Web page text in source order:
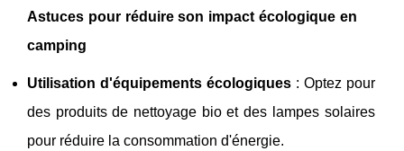
Astuces pour réduire son impact écologique en
camping
Utilisation d'équipements écologiques: Optez pour
des produits de nettoyage bio et des lampes solaires
pour réduire la consommation d'énergie.